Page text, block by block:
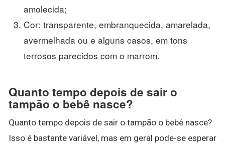
amolecida;
Cor: transparente, embranquecida, amarelada,
avermelhada ou e alguns casos, em tons
terrosos parecidos com o marrom.
Quanto tempo depois de sair o
tampão o bebê nasce?
Quanto tempo depois de sair o tampão o bebê nasce?
Isso é bastante variável, mas em geral pode-se esperar